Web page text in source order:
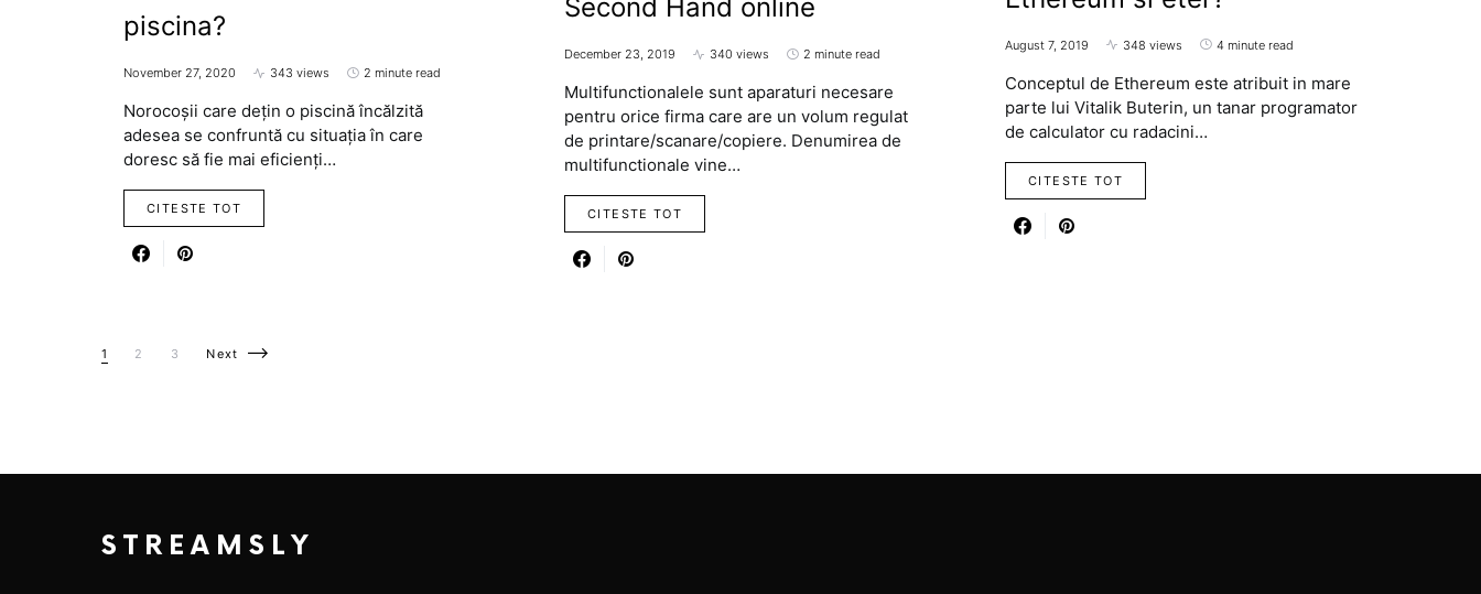
piscina?
November 27, 2020 343 views 2 minute read
Norocoșii care dețin o piscină încălzită
adesea se confruntă cu situația în care
doresc să fie mai eficienți…
CITESTE TOT
Second Hand online
December 23, 2019 340 views 2 minute read
Multifunctionalele sunt aparaturi necesare
pentru orice firma care are un volum regulat
de printare/scanare/copiere. Denumirea de
multifunctionale vine…
CITESTE TOT
August 7, 2019 348 views 4 minute read
Conceptul de Ethereum este atribuit in mare
parte lui Vitalik Buterin, un tanar programator
de calculator cu radacini…
CITESTE TOT
Posts pagination
1 2 3 Next
STREAMSLY